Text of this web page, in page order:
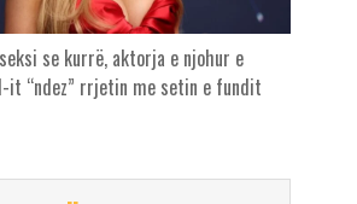
se kurrë, aktorja e njohur e
it “ndez” rrjetin me setin e fundit